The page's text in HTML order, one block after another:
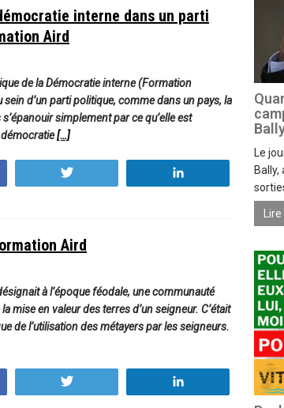
interne dans un parti
Aird
de la Démocratie interne (Formation
sein d’un parti politique, comme dans un pays, la
simplement par ce qu’elle est
[…]
Aird
à l’époque féodale, une communauté
mise en valeur des terres d’un seigneur. C’était
de l’utilisation des métayers par les seigneurs.
Le